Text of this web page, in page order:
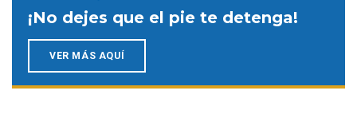
¡No dejes que el pie te detenga!
VER MÁS AQUÍ